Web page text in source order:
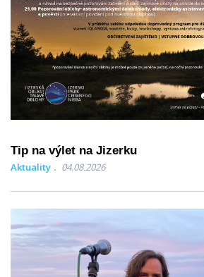
Tip na výlet na Jizerku
Aktuality 04.08.2026